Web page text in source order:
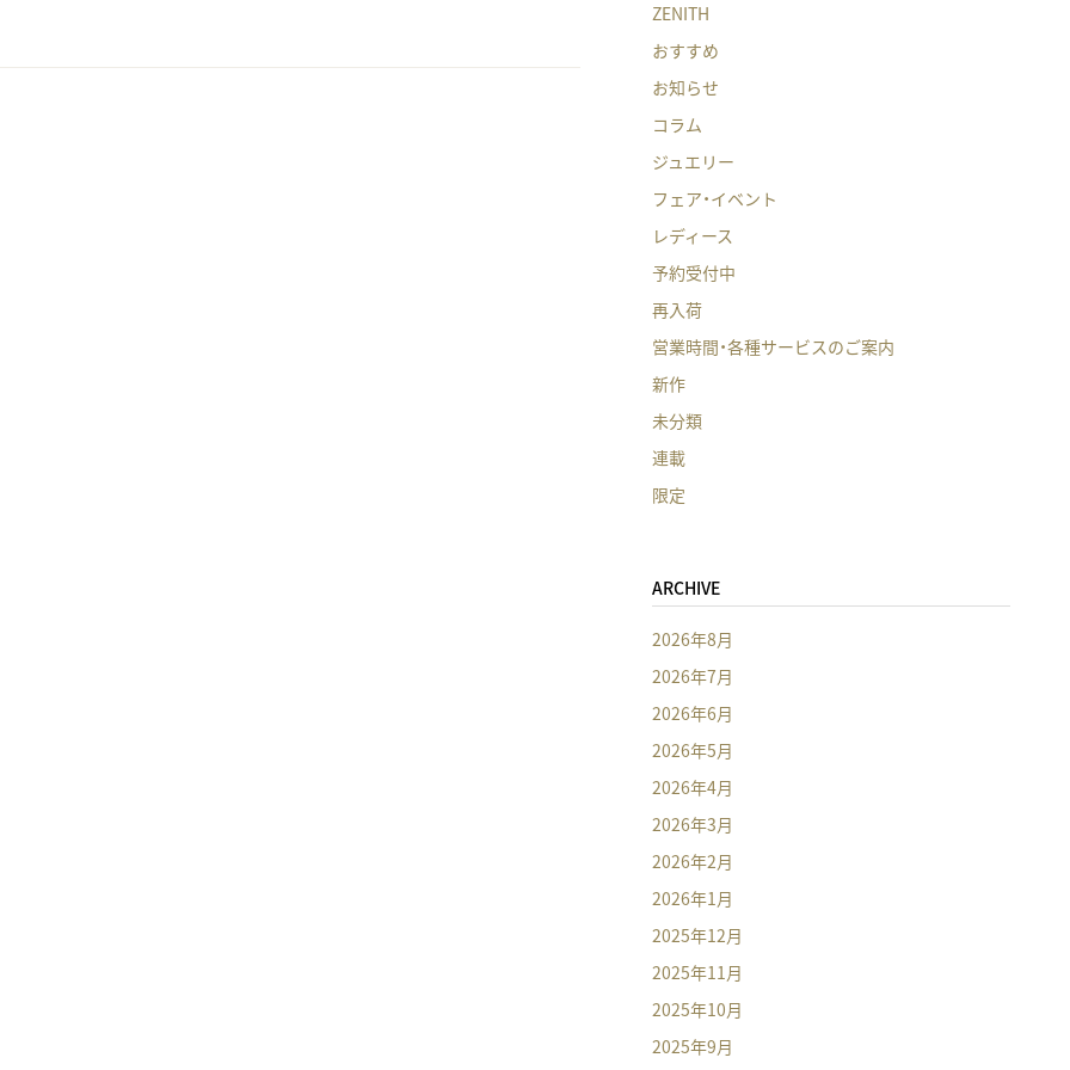
ZENITH
おすすめ
お知らせ
コラム
ジュエリー
フェア・イベント
レディース
予約受付中
再入荷
営業時間・各種サービスのご案内
新作
未分類
連載
限定
ARCHIVE
2026年8月
2026年7月
2026年6月
2026年5月
2026年4月
2026年3月
2026年2月
2026年1月
2025年12月
2025年11月
2025年10月
2025年9月